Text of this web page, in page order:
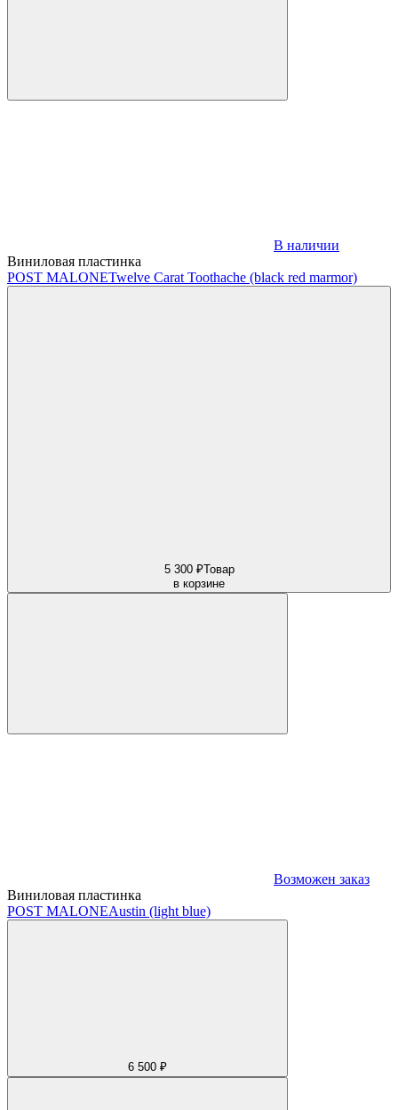
В наличии
Виниловая пластинка
POST MALONETwelve Carat Toothache (black red marmor)
5 300 ₽Товар
в корзине
Возможен заказ
Виниловая пластинка
POST MALONEAustin (light blue)
6 500 ₽